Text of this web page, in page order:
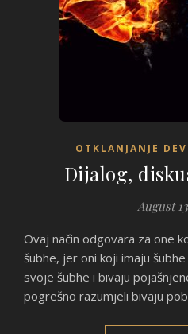
OTKLANJANJE
Dijalog,
August
Ovaj način odgovara za one koji pri sebi imaju određene
šubhe, jer oni koji imaju
svoje šubhe i bivaju
pogrešno razumjeli bivaju